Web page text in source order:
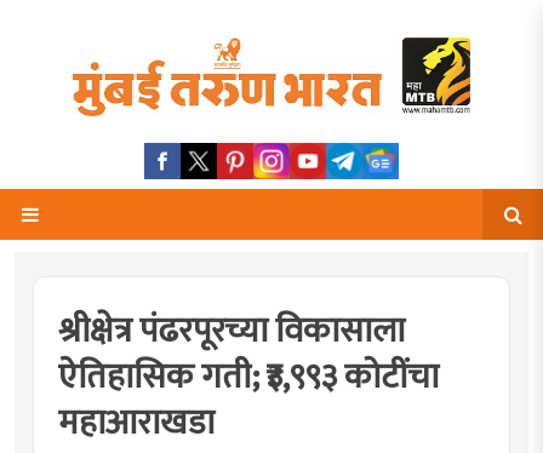
श्रीक्षेत्र पंढरपूरच्या विकासाला
ऐतिहासिक गती; ₹३,९९३ कोटींचा
महाआराखडा